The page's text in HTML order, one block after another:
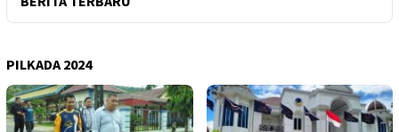
PILKADA 2024